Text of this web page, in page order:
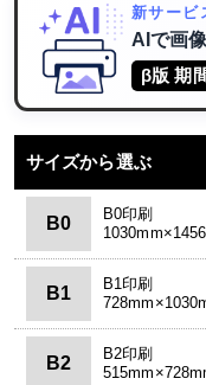
新サービ
AIで画
β版 期
サイズから選ぶ
B0
B0印刷
B1
B1印刷
B2
B2印刷